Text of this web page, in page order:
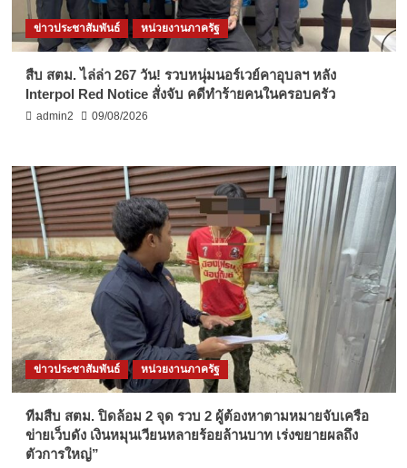
ข่าวประชาสัมพันธ์ หน่วยงานภาครัฐ
สืบ สตม. ไล่ล่า 267 วัน! รวบหนุ่มนอร์เวย์คาอุบลฯ หลัง
Interpol Red Notice สั่งจับ คดีทำร้ายคนในครอบครัว
admin2 09/08/2026
ข่าวประชาสัมพันธ์ หน่วยงานภาครัฐ
ทีมสืบ สตม. ปิดล้อม 2 จุด รวบ 2 ผู้ต้องหาตามหมายจับเครือ
ข่ายเว็บดัง เงินหมุนเวียนหลายร้อยล้านบาท เร่งขยายผลถึง
ตัวการใหญ่”